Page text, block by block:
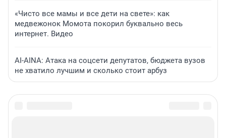
«Чисто все мамы и все дети на свете»: как
медвежонок Момота покорил буквально весь
интернет. Видео
AI-AINA: Атака на соцсети депутатов, бюджета вузов
не хватило лучшим и сколько стоит арбуз